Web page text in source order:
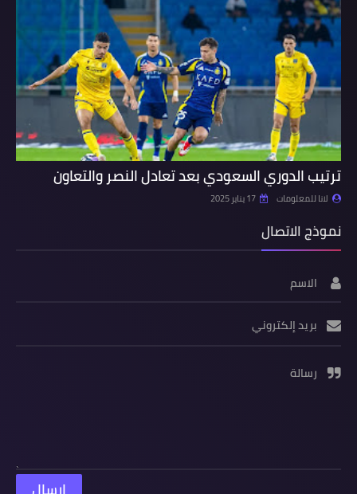
ترتيب الدوري السعودي بعد تعادل النصر والتعاون
لانا للمعلومات 17 يناير 2025
نموذج الاتصال
الاسم
بريد إلكتروني
رسالة